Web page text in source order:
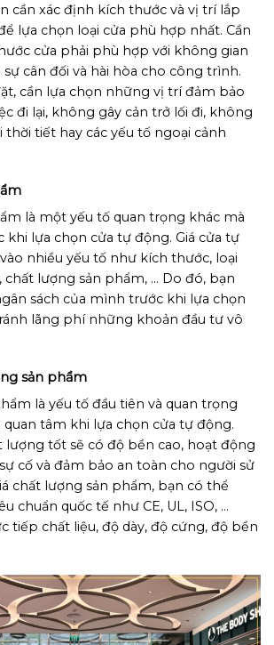
cần xác định kích thước và vị trí lắp
lựa chọn loại cửa phù hợp nhất. Cần
cửa phải phù hợp với không gian
cân đối và hài hòa cho công trình.
cần lựa chọn những vị trí đảm bảo
đi lại, không gây cản trở lối đi, không
tiết hay các yếu tố ngoại cảnh
là một yếu tố quan trọng khác mà
khi lựa chọn cửa tự động. Giá cửa tự
nhiều yếu tố như kích thước, loại
chất lượng sản phẩm, … Do đó, bạn
sách của mình trước khi lựa chọn
lãng phí những khoản đầu tư vô
sản phẩm
là yếu tố đầu tiên và quan trọng
tâm khi lựa chọn cửa tự động.
lượng tốt sẽ có độ bền cao, hoạt động
cố và đảm bảo an toàn cho người sử
chất lượng sản phẩm, bạn có thể
chuẩn quốc tế như CE, UL, ISO, …
tiếp chất liệu, độ dày, độ cứng, độ bền